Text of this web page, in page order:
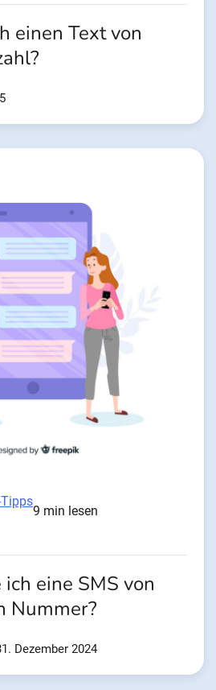
einen Text von
9 min lesen
eine SMS von
Nummer?
Dezember 2024